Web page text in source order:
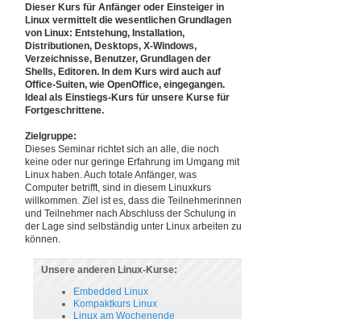
Dieser Kurs für Anfänger oder Einsteiger in
Linux vermittelt die wesentlichen Grundlagen
von Linux: Entstehung, Installation,
Distributionen, Desktops, X-Windows,
Verzeichnisse, Benutzer, Grundlagen der
Shells, Editoren. In dem Kurs wird auch auf
Office-Suiten, wie OpenOffice, eingegangen.
Ideal als Einstiegs-Kurs für unsere Kurse für
Fortgeschrittene.
Zielgruppe:
Dieses Seminar richtet sich an alle, die noch
keine oder nur geringe Erfahrung im Umgang mit
Linux haben. Auch totale Anfänger, was
Computer betrifft, sind in diesem Linuxkurs
willkommen. Ziel ist es, dass die Teilnehmerinnen
und Teilnehmer nach Abschluss der Schulung in
der Lage sind selbständig unter Linux arbeiten zu
können.
Unsere anderen Linux-Kurse:
Embedded Linux
Kompaktkurs Linux
Linux am Wochenende